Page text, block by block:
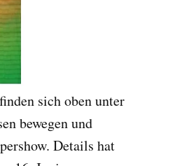
sich oben unter
bewegen und
Details hat